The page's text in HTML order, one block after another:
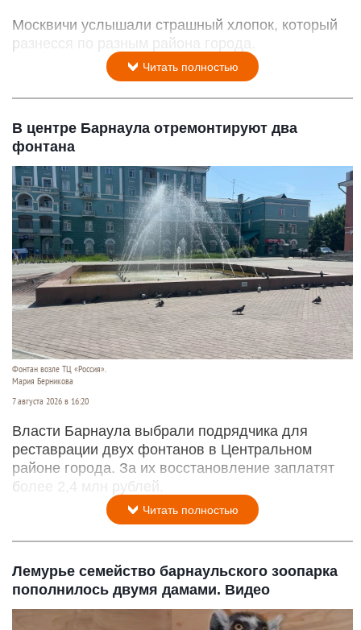
Москвичи услышали страшный хлопок, который
разнесся по разным района города.
Читать полностью
В центре Барнаула отремонтируют два
фонтана
Фонтан возле ТЦ «Россия».
Мария Берникова
7 августа 2026 в 16:20
Власти Барнаула выбрали подрядчика для
реставрации двух фонтанов в Центральном
районе города. За их восстановление заплатят
более 2,4 млн рублей.
Читать полностью
Лемурье семейство барнаульского зоопарка
пополнилось двумя дамами. Видео